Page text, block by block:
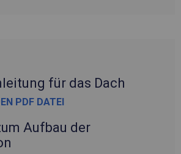
für das Dach
PDF DATEI
Aufbau der